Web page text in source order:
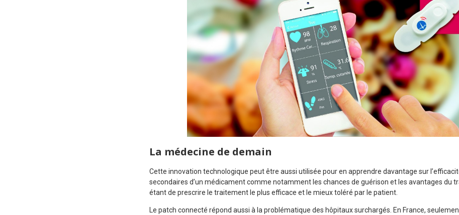
La médecine de demain
Cette innovation technologique peut être aussi utilisée pour en apprendre davantage sur
secondaires d’un médicament comme notamment les chances de guérison et les avantages du
étant de prescrire le traitement le plus efficace et le mieux toléré par le patient.
Le patch connecté répond aussi à la problématique des hôpitaux surchargés. En France,